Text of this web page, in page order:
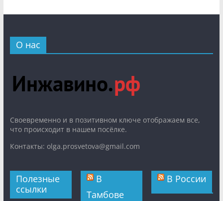
О нас
Cвоевременно и в позитивном ключе отображаем все,
что происходит в нашем посёлке.
Контакты: olga.prosvetova@gmail.com
Полезные
ссылки
В
Тамбове
В России